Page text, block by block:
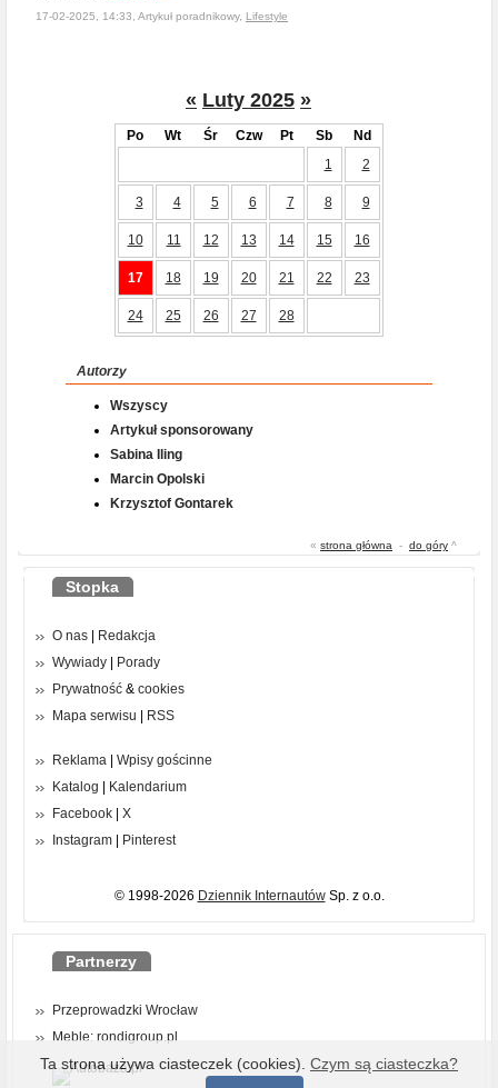
17-02-2025, 14:33, Artykuł poradnikowy, Lifestyle
« Luty 2025 »
Po Wt Śr Czw Pt Sb
Nd
1
2
3 4 5 6 7 8 9
10 11 12 13 14 15 16
17 18 19 20 21 22 23
24 25 26 27 28
Autorzy
Wszyscy
Artykuł sponsorowany
Sabina Iling
Marcin Opolski
Krzysztof Gontarek
« strona główna - do góry ^
Stopka
O nas
Redakcja
Wywiady
Porady
Prywatność & cookies
Mapa serwisu
RSS
Reklama
Wpisy gościnne
Katalog
Kalendarium
Facebook
X
Instagram
Pinterest
© 1998-2026 Dziennik InternautówSp. z o.o.
Partnerzy
Przeprowadzki Wrocław
Meble: rondigroup.pl
Ta strona używa ciasteczek (cookies). Czym są ciasteczka?